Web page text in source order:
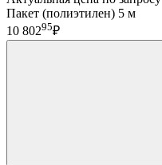
Пакет (полиэтилен) 5 м
10 80295₽